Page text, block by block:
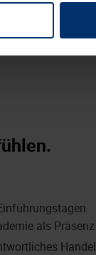
Denken und
als